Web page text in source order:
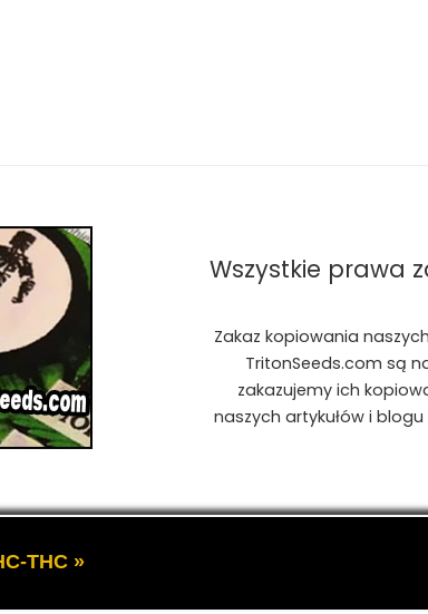
Wszystkie prawa
Zakaz kopiowania
TritonSeeds.com są
zakazujemy ich
naszych artykułów i
blog o Marihuanie, cannabis, konopiach indyjskich,
THC »